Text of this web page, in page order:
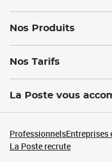
Nos Produits
Nos Tarifs
La Poste vous
ProfessionnelsEntreprises
La Poste recrute